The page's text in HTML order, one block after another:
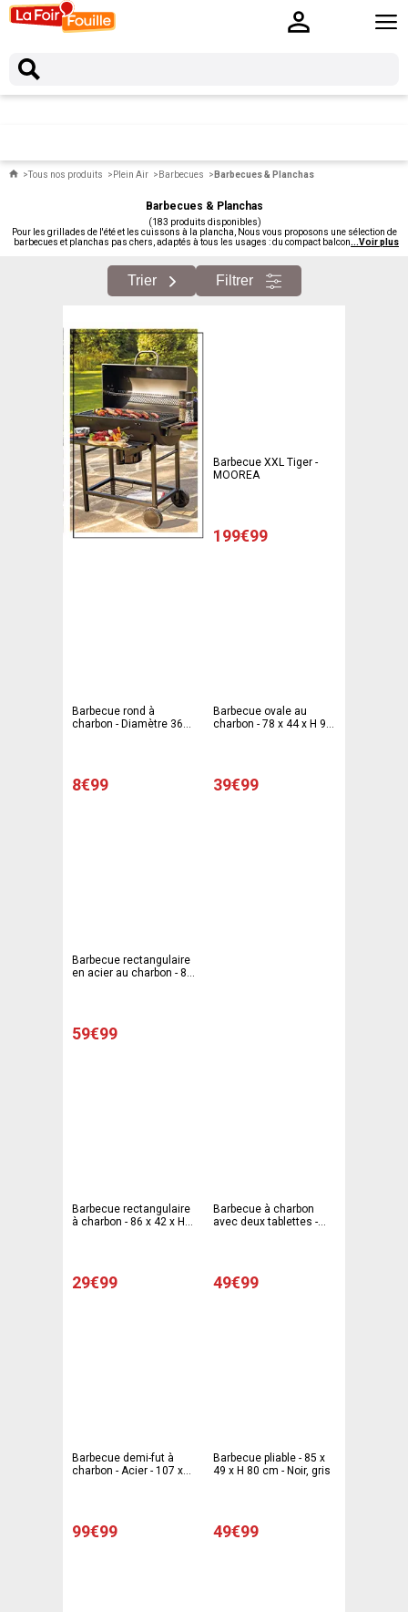
Tous nos produits Plein Air Barbecues Barbecues & Planchas
Barbecues & Planchas
(183 produits disponibles)
Pour les grillades de l'été et les cuissons à la plancha, Nous vous proposons une sélection de
barbecues et planchas pas chers, adaptés à tous les usages : du compact balcon au modèle
...Voir plus
Trier Filtrer
Barbecue XXL Tiger -
MOOREA
199€99
Barbecue rond à
charbon - Diamètre 36
8€99
Barbecue ovale au
charbon - 78 x 44 x H 91
39€99
Barbecue rectangulaire
en acier au charbon - 88
59€99
Barbecue rectangulaire
à charbon - 86 x 42 x H
29€99
Barbecue à charbon
avec deux tablettes -
49€99
Barbecue demi-fut à
charbon - Acier - 107 x
99€99
Barbecue pliable - 85 x
49 x H 80 cm - Noir, gris
49€99